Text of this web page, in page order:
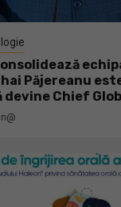
Păjereanu
devine Chief